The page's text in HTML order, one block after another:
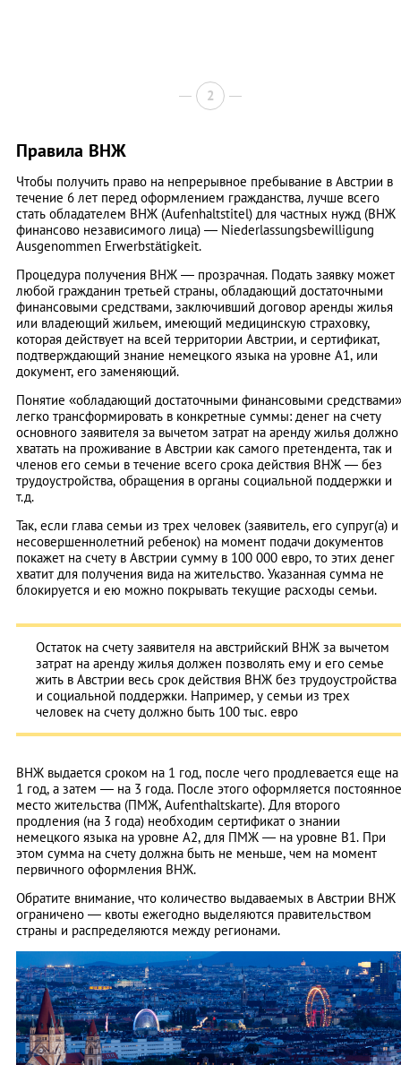
2
Правила ВНЖ
Чтобы получить право на непрерывное пребывание в Австрии в
течение 6 лет перед оформлением гражданства, лучше всего
стать обладателем ВНЖ (Aufenhaltstitel) для частных нужд (ВНЖ
финансово независимого лица) — Niederlassungsbewilligung
Аusgenommen Erwerbstätigkeit.
Процедура получения ВНЖ — прозрачная. Подать заявку может
любой гражданин третьей страны, обладающий достаточными
финансовыми средствами, заключивший договор аренды жилья
или владеющий жильем, имеющий медицинскую страховку,
которая действует на всей территории Австрии, и сертификат,
подтверждающий знание немецкого языка на уровне А1, или
документ, его заменяющий.
Понятие «обладающий достаточными финансовыми средствами»
легко трансформировать в конкретные суммы: денег на счету
основного заявителя за вычетом затрат на аренду жилья должно
хватать на проживание в Австрии как самого претендента, так и
членов его семьи в течение всего срока действия ВНЖ — без
трудоустройства, обращения в органы социальной поддержки и
т.д.
Так, если глава семьи из трех человек (заявитель, его супруг(а) и
несовершеннолетний ребенок) на момент подачи документов
покажет на счету в Австрии сумму в 100 000 евро, то этих денег
хватит для получения вида на жительство. Указанная сумма не
блокируется и ею можно покрывать текущие расходы семьи.
Остаток на счету заявителя на австрийский ВНЖ за вычетом
затрат на аренду жилья должен позволять ему и его семье
жить в Австрии весь срок действия ВНЖ без трудоустройства
и социальной поддержки. Например, у семьи из трех
человек на счету должно быть 100 тыс. евро
ВНЖ выдается сроком на 1 год, после чего продлевается еще на
1 год, а затем — на 3 года. После этого оформляется постоянное
место жительства (ПМЖ, Aufenthaltskarte). Для второго
продления (на 3 года) необходим сертификат о знании
немецкого языка на уровне А2, для ПМЖ — на уровне В1. При
этом сумма на счету должна быть не меньше, чем на момент
первичного оформления ВНЖ.
Обратите внимание, что количество выдаваемых в Австрии ВНЖ
ограничено — квоты ежегодно выделяются правительством
страны и распределяются между регионами.